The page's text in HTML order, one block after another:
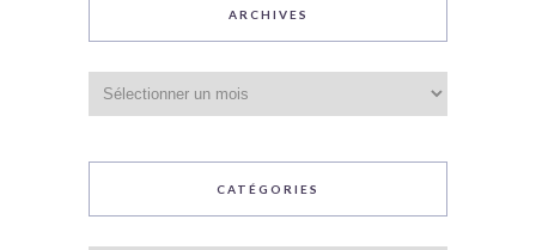
ARCHIVES
CATÉGORIES